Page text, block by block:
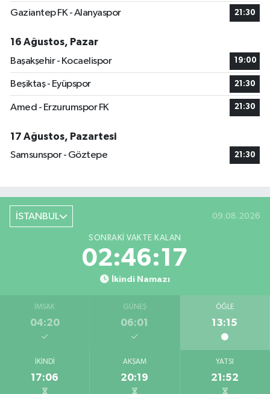
Gaziantep FK - Alanyaspor 21:30
16 Ağustos, Pazar
Başakşehir - Kocaelispor
19:00
Beşiktaş - Eyüpspor 21:30
Amed - Erzurumspor FK 21:30
17 Ağustos, Pazartesi
Samsunspor - Göztepe
21:30
İSTANBUL 09.08.2026
SONRAKI VAKTE KALAN
02:46:16
İkindi Namazı
İMSAK
04:20
GÜNEŞ
06:01
ÖĞLE
13:15
İKINDI
17:06
AKŞAM
20:19
YATSI
21:52